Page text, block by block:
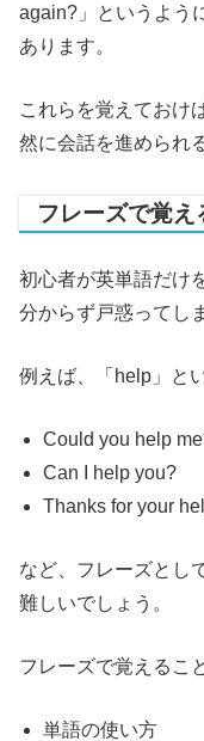
again?」というよう
あります。
これらを覚えておけ
然に会話を進められ
フレーズで覚
初心者が英単語だけ
分からず戸惑ってし
例えば、「help」と
Could you help
Can I help you?
Thanks for your
など、フレーズとし
難しいでしょう。
フレーズで覚えるこ
単語の使い方